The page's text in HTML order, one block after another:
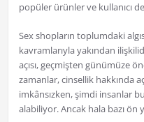
popüler ürünler ve kullanıcı
Sex shopların toplumdaki
kavramlarıyla yakından
açısı, geçmişten günümüze
zamanlar, cinsellik hakkında
imkânsızken, şimdi insanlar
alabiliyor. Ancak hala bazı ön